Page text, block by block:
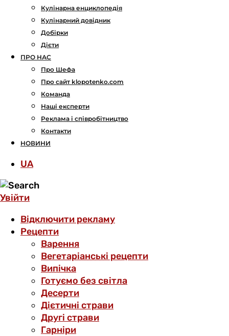
Кулінарна енциклопедія
Кулінарний довідник
Добірки
Дієти
ПРО НАС
Про Шефа
Про сайт klopotenko.com
Команда
Наші експерти
Реклама і співробітництво
Контакти
НОВИНИ
UA
Увійти
Відключити рекламу
Рецепти
Варення
Вегетаріанські рецепти
Випічка
Готуємо без світла
Десерти
Дієтичні страви
Другі страви
Гарніри